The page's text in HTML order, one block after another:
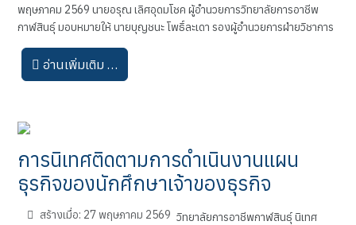
พฤษภาคม 2569 นายอรุณ เลิศอุดมโชค ผู้อำนวยการวิทยาลัยการอาชีพ
กาฬสินธุ์ มอบหมายให้ นายบุญชนะ โพธิ์ละเดา รองผู้อำนวยการฝ่ายวิชาการ
อ่านเพิ่มเติม …
การนิเทศติดตามการดำเนินงานแผน
ธุรกิจของนักศึกษาเจ้าของธุรกิจ
สร้างเมื่อ: 27 พฤษภาคม 2569 วิทยาลัยการอาชีพกาฬสินธุ์ นิเทศ